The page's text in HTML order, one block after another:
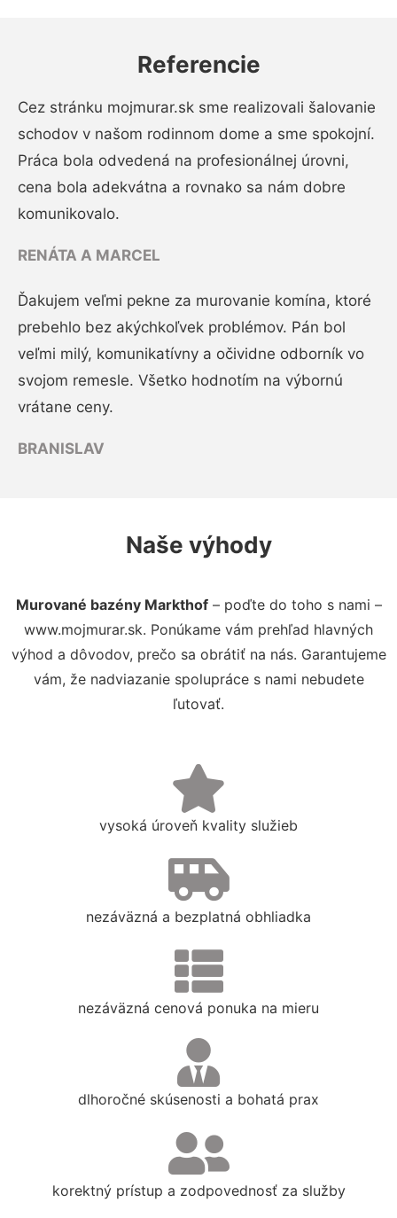
Referencie
Cez stránku mojmurar.sk sme realizovali šalovanie
schodov v našom rodinnom dome a sme spokojní.
Práca bola odvedená na profesionálnej úrovni,
cena bola adekvátna a rovnako sa nám dobre
komunikovalo.
RENÁTA A MARCEL
Ďakujem veľmi pekne za murovanie komína, ktoré
prebehlo bez akýchkoľvek problémov. Pán bol
veľmi milý, komunikatívny a očividne odborník vo
svojom remesle. Všetko hodnotím na výbornú
vrátane ceny.
BRANISLAV
Naše výhody
Murované bazény Markthof– poďte do toho s nami –
www.mojmurar.sk. Ponúkame vám prehľad hlavných
výhod a dôvodov, prečo sa obrátiť na nás. Garantujeme
vám, že nadviazanie spolupráce s nami nebudete
ľutovať.
vysoká úroveň kvality služieb
nezáväzná a bezplatná obhliadka
nezáväzná cenová ponuka na mieru
dlhoročné skúsenosti a bohatá prax
korektný prístup a zodpovednosť za služby